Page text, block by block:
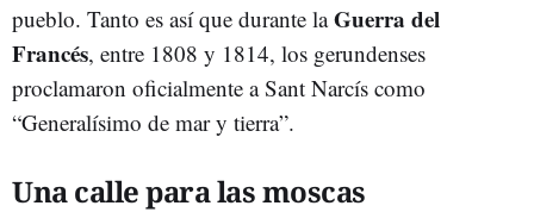
pueblo. Tanto es así que durante laGuerra del
Francés, entre 1808 y 1814, los gerundenses
proclamaron oficialmente a Sant Narcís como
“Generalísimo de mar y tierra”.
Una calle para las moscas